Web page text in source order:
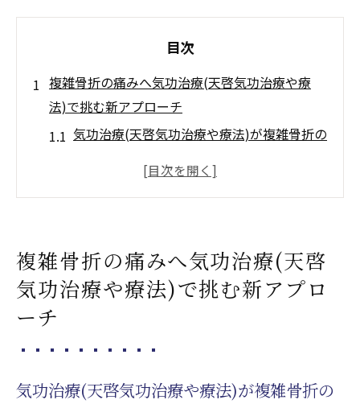
目次
複雑骨折の痛みへ気功治療(天啓気功治療や療
法)で挑む新アプローチ
気功治療(天啓気功治療や療法)が複雑骨折の
気功治療(天啓気功治療や療法)で体内エネル
や療法)の基本的な流れ
気功治療(天啓気功治療や療法)で痛みを和ら
痛み寛解を目指す気功治療(天啓気功治療や
複雑骨折の痛みへ気功治療(天啓
気功治療や療法)で挑む新アプロ
ーチ
気功治療(天啓気功治療や療法)が複雑骨折の